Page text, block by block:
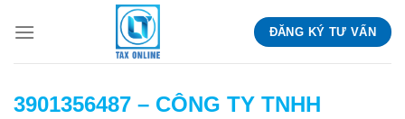
ĐĂNG KÝ TƯ VẤN
3901356487 – CÔNG TY TNHH